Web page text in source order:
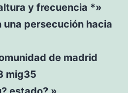
y frecuencia *»
una persecución hacia
de madrid
mig35